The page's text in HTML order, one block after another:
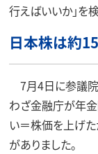
行えばいいか」を
日本株は約
7月4日に参議院
わざ金融庁が年
い＝株価を上げた
がありました。